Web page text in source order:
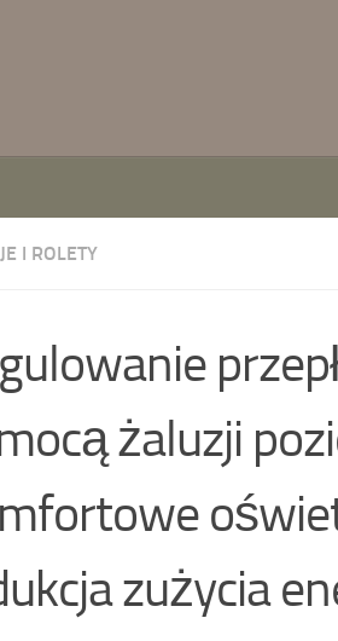
I ROLETY
żaluzji
zużycia